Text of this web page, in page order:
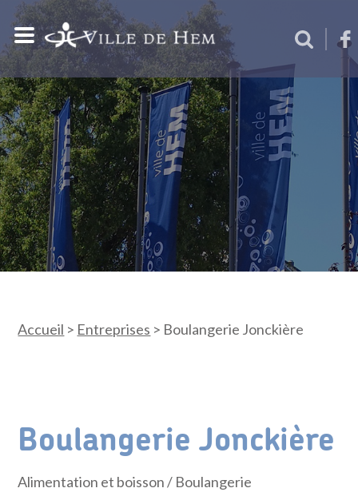
Accueil > Entreprises > Boulangerie Jonckière
Boulangerie Jonckière
Alimentation et boisson/ Boulangerie